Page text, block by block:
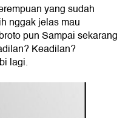
yang sudah
nggak jelas mau
pun Sampai sekarang
Keadilan?
lagi.